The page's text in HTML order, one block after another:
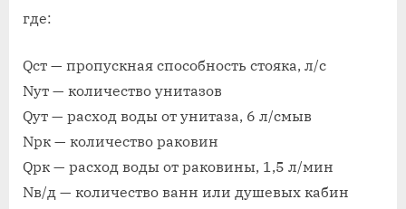
где:
Qст — пропускная способность стояка, л/с
Nут — количество унитазов
Qут — расход воды от унитаза, 6 л/смыв
Nрк — количество раковин
Qрк — расход воды от раковины, 1,5 л/мин
Nв/д — количество ванн или душевых кабин